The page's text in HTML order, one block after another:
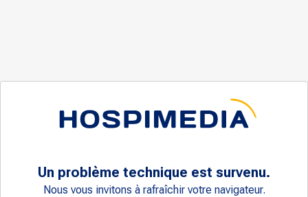
Un problème technique est survenu.
Nous vous invitons à rafraîchir votre navigateur.